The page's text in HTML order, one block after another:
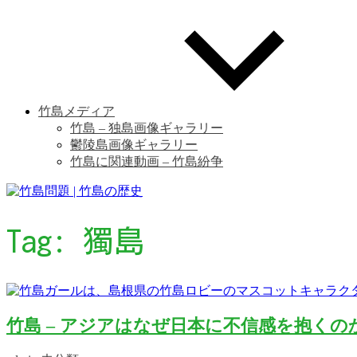
竹島メディア
竹島 – 独島画像ギャラリー
鬱陵島画像ギャラリー
竹島に関連動画 – 竹島紛争
Tag: 獨島
竹島 – アジアはなぜ日本に不信感を抱くの